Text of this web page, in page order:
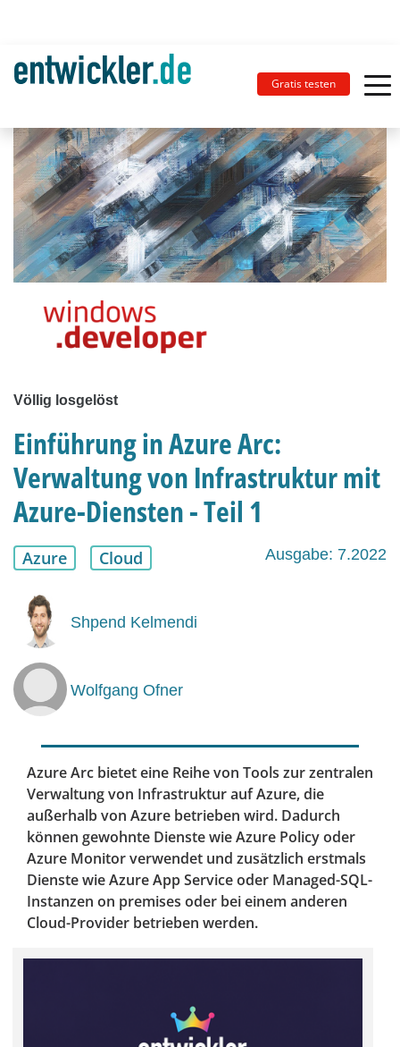
Gratis testen
Völlig losgelöst
Einführung in Azure Arc:
Verwaltung von Infrastruktur mit
Azure-Diensten - Teil 1
Azure Cloud Ausgabe: 7.2022
Shpend Kelmendi
Wolfgang Ofner
Azure Arc bietet eine Reihe von Tools zur zentralen
Verwaltung von Infrastruktur auf Azure, die
außerhalb von Azure betrieben wird. Dadurch
können gewohnte Dienste wie Azure Policy oder
Azure Monitor verwendet und zusätzlich erstmals
Dienste wie Azure App Service oder Managed-SQL-
Instanzen on premises oder bei einem anderen
Cloud-Provider betrieben werden.